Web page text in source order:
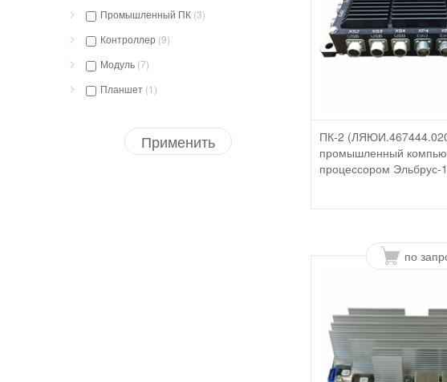
Промышленный ПК (3)
Контроллер (9)
Модуль (7)
Планшет (1)
Применить
ПК-2
промышленный
процессором Эльбрус-
по